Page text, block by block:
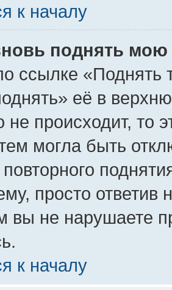
к началу
поднять мою
ссылке «Поднять
её в
не происходит, то
могла быть
повторного
просто ответив
вы не нарушаете
к началу